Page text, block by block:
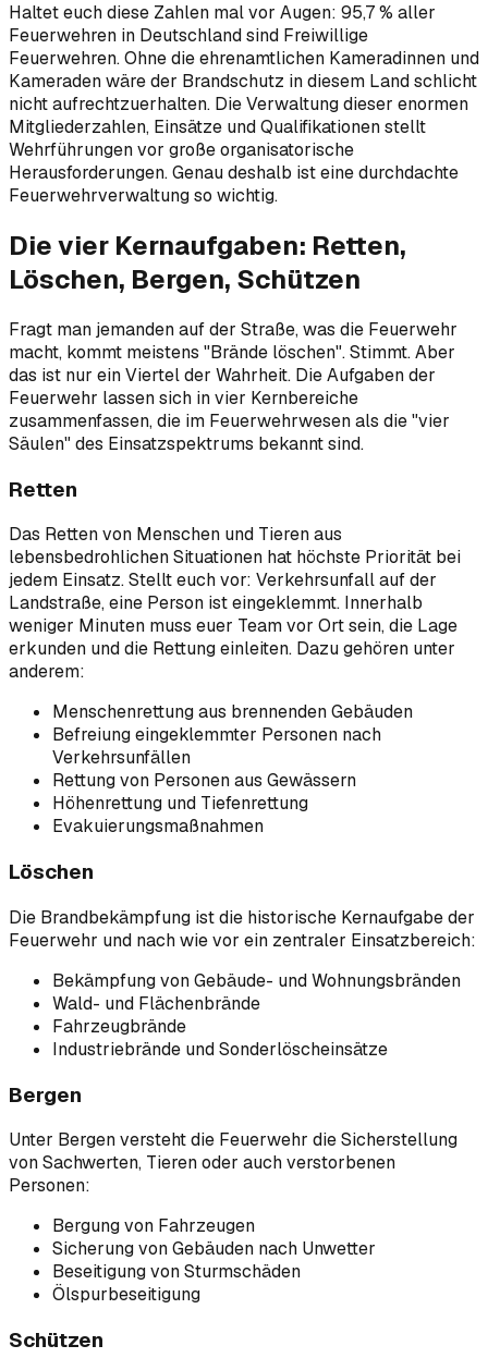
Haltet euch diese Zahlen mal vor Augen: 95,7 % aller
Feuerwehren in Deutschland sind Freiwillige
Feuerwehren. Ohne die ehrenamtlichen Kameradinnen und
Kameraden wäre der Brandschutz in diesem Land schlicht
nicht aufrechtzuerhalten. Die Verwaltung dieser enormen
Mitgliederzahlen, Einsätze und Qualifikationen stellt
Wehrführungen vor große organisatorische
Herausforderungen. Genau deshalb ist eine durchdachte
Feuerwehrverwaltung so wichtig.
Die vier Kernaufgaben: Retten,
Löschen, Bergen, Schützen
Fragt man jemanden auf der Straße, was die Feuerwehr
macht, kommt meistens "Brände löschen". Stimmt. Aber
das ist nur ein Viertel der Wahrheit. Die Aufgaben der
Feuerwehr lassen sich in vier Kernbereiche
zusammenfassen, die im Feuerwehrwesen als die "vier
Säulen" des Einsatzspektrums bekannt sind.
Retten
Das Retten von Menschen und Tieren aus
lebensbedrohlichen Situationen hat höchste Priorität bei
jedem Einsatz. Stellt euch vor: Verkehrsunfall auf der
Landstraße, eine Person ist eingeklemmt. Innerhalb
weniger Minuten muss euer Team vor Ort sein, die Lage
erkunden und die Rettung einleiten. Dazu gehören unter
anderem:
Menschenrettung aus brennenden Gebäuden
Befreiung eingeklemmter Personen nach
Verkehrsunfällen
Rettung von Personen aus Gewässern
Höhenrettung und Tiefenrettung
Evakuierungsmaßnahmen
Löschen
Die Brandbekämpfung ist die historische Kernaufgabe der
Feuerwehr und nach wie vor ein zentraler Einsatzbereich:
Bekämpfung von Gebäude- und Wohnungsbränden
Wald- und Flächenbrände
Fahrzeugbrände
Industriebrände und Sonderlöscheinsätze
Bergen
Unter Bergen versteht die Feuerwehr die Sicherstellung
von Sachwerten, Tieren oder auch verstorbenen
Personen:
Bergung von Fahrzeugen
Sicherung von Gebäuden nach Unwetter
Beseitigung von Sturmschäden
Ölspurbeseitigung
Schützen